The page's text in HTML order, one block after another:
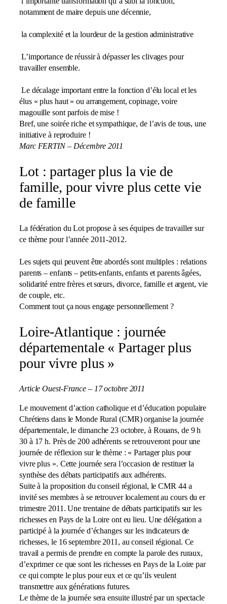
notamment de maire depuis une décennie,
la complexité et la lourdeur de la gestion administrative
L’importance de réussir à dépasser les clivages pour
travailler ensemble.
Le décalage important entre la fonction d’élu local et les
élus « plus haut » ou arrangement, copinage, voire
magouille sont parfois de mise !
Bref, une soirée riche et sympathique, de l’avis de tous, une
initiative à reproduire !
Marc FERTIN – Décembre 2011
Lot : partager plus la vie de
famille, pour vivre plus cette vie
de famille
La fédération du Lot propose à ses équipes de travailler sur
ce thème pour l’année 2011-2012.
Les sujets qui peuvent être abordés sont multiples : relations
parents – enfants – petits-enfants, enfants et parents âgées,
solidarité entre frères et sœurs, divorce, famille et argent, vie
de couple, etc.
Comment tout ça nous engage personnellement ?
Loire-Atlantique : journée
départementale « Partager plus
pour vivre plus »
Article Ouest-France – 17 octobre 2011
Le mouvement d’action catholique et d’éducation populaire
Chrétiens dans le Monde Rural (CMR) organise la journée
départementale, le dimanche 23 octobre, à Rouans, de 9 h
30 à 17 h. Près de 200 adhérents se retrouveront pour une
journée de réflexion sur le thème : « Partager plus pour
vivre plus ». Cette journée sera l’occasion de restituer la
synthèse des débats participatifs aux adhérents.
Suite à la proposition du conseil régional, le CMR 44 a
invité ses membres à se retrouver localement au cours du er
trimestre 2011. Une trentaine de débats participatifs sur les
richesses en Pays de la Loire ont eu lieu. Une délégation a
participé à la journée d’échanges sur les indicateurs de
richesses, le 16 septembre 2011, au conseil régional. Ce
travail a permis de prendre en compte la parole des ruraux,
d’exprimer ce que sont les richesses en Pays de la Loire par
ce qui compte le plus pour eux et ce qu’ils veulent
transmettre aux générations futures.
Le thème de la journée sera ensuite illustré par un spectacle